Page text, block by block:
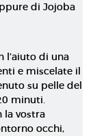
di Jojoba
l’aiuto di una
e miscelate il
su pelle del
minuti.
la vostra
occhi,